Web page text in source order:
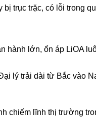
trục trặc, có lỗi trong
hành lớn, ổn áp LiOA
lý trải dài từ Bắc vào
chiếm lĩnh thị trường